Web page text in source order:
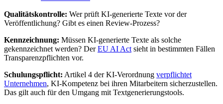
Qualitätskontrolle: Wer prüft KI-generierte Texte vor der
Veröffentlichung? Gibt es einen Review-Prozess?
Kennzeichnung: Müssen KI-generierte Texte als solche
gekennzeichnet werden? DerEU AI Act sieht in bestimmten Fällen
Transparenzpflichten vor.
Schulungspflicht: Artikel 4 der KI-Verordnung verpflichtet
Unternehmen, KI-Kompetenz bei ihren Mitarbeitern sicherzustellen.
Das gilt auch für den Umgang mit Textgenerierungstools.